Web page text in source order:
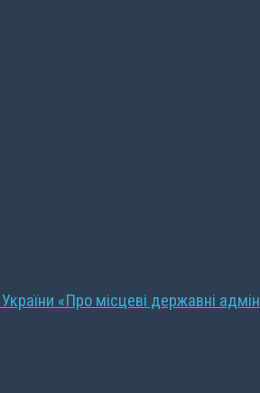
«Про місцеві державні